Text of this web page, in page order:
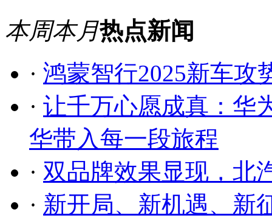
本周本月热点新闻
· 鸿蒙智行2025新车攻
· 让千万心愿成真：华
华带入每一段旅程
· 双品牌效果显现，北
· 新开局、新机遇、新